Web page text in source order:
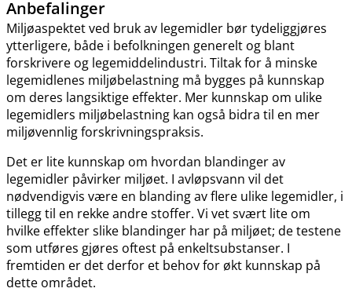
Anbefalinger
Miljøaspektet ved bruk av legemidler bør tydeliggjøres
ytterligere, både i befolkningen generelt og blant
forskrivere og legemiddelindustri. Tiltak for å minske
legemidlenes miljøbelastning må bygges på kunnskap
om deres langsiktige effekter. Mer kunnskap om ulike
legemidlers miljøbelastning kan også bidra til en mer
miljøvennlig forskrivningspraksis.
Det er lite kunnskap om hvordan blandinger av
legemidler påvirker miljøet. I avløpsvann vil det
nødvendigvis være en blanding av flere ulike legemidler, i
tillegg til en rekke andre stoffer. Vi vet svært lite om
hvilke effekter slike blandinger har på miljøet; de testene
som utføres gjøres oftest på enkeltsubstanser. I
fremtiden er det derfor et behov for økt kunnskap på
dette området.